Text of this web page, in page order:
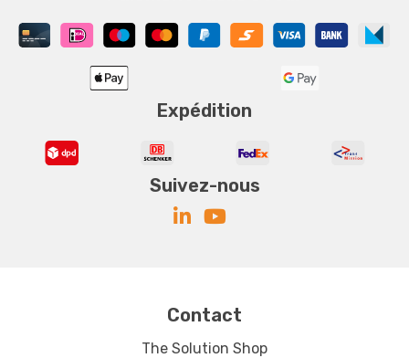
Expédition
Suivez-nous
Contact
The Solution Shop